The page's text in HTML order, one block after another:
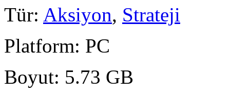
Tür: Aksiyon, Strateji
Platform: PC
Boyut: 5.73 GB